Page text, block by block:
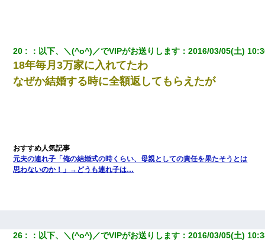
20 ： 以下、＼(^o^)／でVIPがお送りします ：2016/03/05(土)
18年毎月3万家に入れてたわ
なぜか結婚する時に全額返してもらえたが
元夫の連れ子「俺の結婚式の時くらい、母親としての責任を果たそうとは
思わないのか！」→どうも連れ子は…
26 ： 以下、＼(^o^)／でVIPがお送りします ：2016/03/05(土)